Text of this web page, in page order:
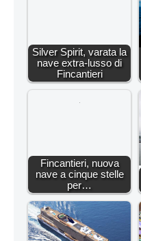
Silver Spirit, varata la
nave extra-lusso di
Fincantieri
Fincantieri, nuova
nave a cinque stelle
per…